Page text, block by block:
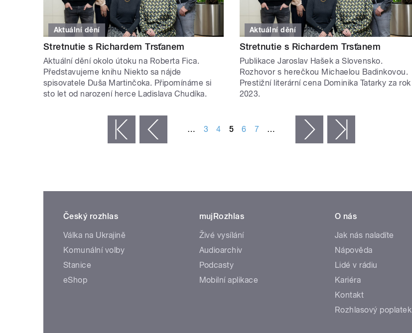
Aktuální dění
Stretnutie s Richardem Trsťanem
Aktuální dění okolo útoku na Roberta Fica.
Představujeme knihu Niekto sa nájde
spisovatele Duša Martinčoka. Připomínáme si
sto let od narození herce Ladislava Chudíka.
Aktuální dění
Stretnutie s Richardem Trsťanem
Publikace Jaroslav Hašek a Slovensko.
Rozhovor s herečkou Michaelou Badinkovou.
Prestižní literární cena Dominika Tatarky za rok
2023.
‹ předchozí … 3 4 5 6 7 … následující ›
Český rozhlas
Válka na Ukrajině
Komunální volby
Stanice
eShop
mujRozhlas
Živé vysílání
Audioarchiv
Podcasty
Mobilní aplikace
O nás
Jak nás naladíte
Nápověda
Lidé v rádiu
Kariéra
Kontakt
Rozhlasový poplatek